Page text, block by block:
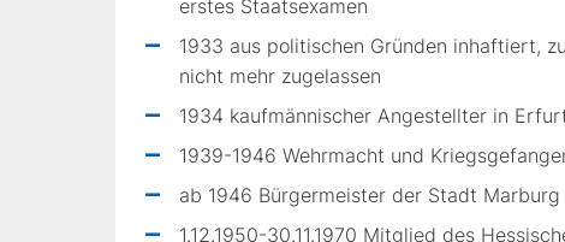
erstes Staatsexamen
1933 aus politischen Gründen inhaftiert,
nicht mehr zugelassen
1934 kaufmännischer Angestellter in
1939-1946 Wehrmacht und
ab 1946 Bürgermeister der Stadt Marburg
1.12.1950-30.11.1970 Mitglied des